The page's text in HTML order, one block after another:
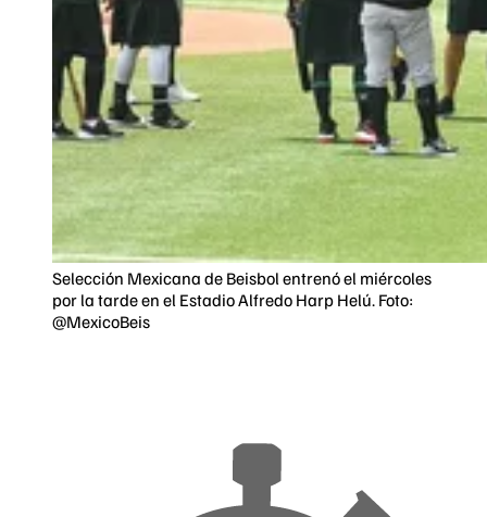
Selección Mexicana de Beisbol entrenó el miércoles
por la tarde en el Estadio Alfredo Harp Helú. Foto:
@MexicoBeis